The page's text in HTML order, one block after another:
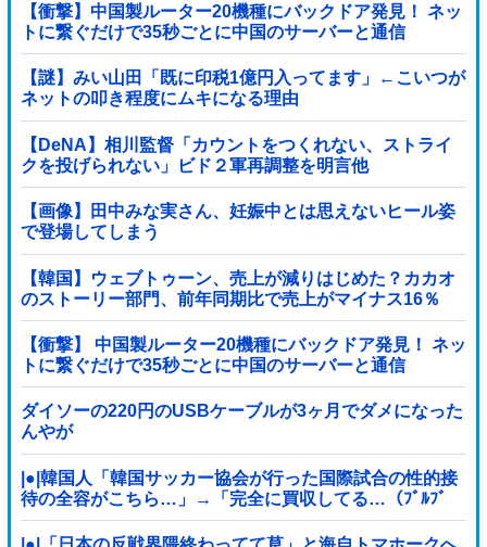
【衝撃】中国製ルーター20機種にバックドア発見！ ネッ
トに繋ぐだけで35秒ごとに中国のサーバーと通信
【謎】みい山田「既に印税1億円入ってます」←こいつが
ネットの叩き程度にムキになる理由
【DeNA】相川監督「カウントをつくれない、ストライ
クを投げられない」ビド２軍再調整を明言他
【画像】田中みな実さん、妊娠中とは思えないヒール姿
で登場してしまう
【韓国】ウェブトゥーン、売上が減りはじめた？カカオ
のストーリー部門、前年同期比で売上がマイナス16％
【衝撃】 中国製ルーター20機種にバックドア発見！ ネッ
トに繋ぐだけで35秒ごとに中国のサーバーと通信
ダイソーの220円のUSBケーブルが3ヶ月でダメになった
んやが
|●|韓国人「韓国サッカー協会が行った国際試合の性的接
待の全容がこちら…」→「完全に買収してる…（ﾌﾞﾙﾌﾞ
ﾙ」＝韓国の反応